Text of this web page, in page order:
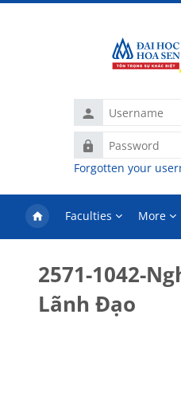
Username
Password
Forgotten your
Faculties More
2571-1042-
Lãnh Đạo